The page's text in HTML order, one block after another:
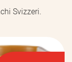
Svizzeri.